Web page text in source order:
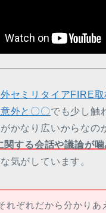
セミリタイアFIRE
外と〇〇でも少し触
かなり広いからなの
関する会話や議論が
気がしています。
れぞれだから分かりあ